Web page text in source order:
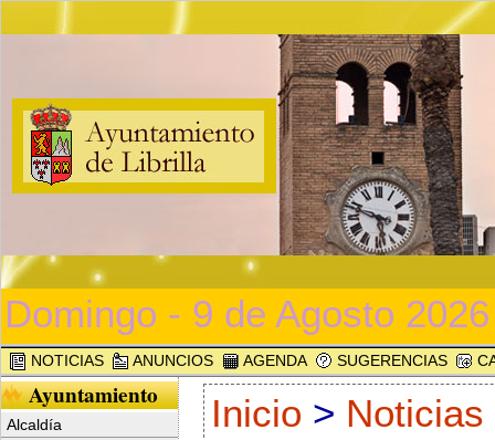
Domingo - 9 de Agosto 2026
NOTICIAS ANUNCIOS AGENDA SUGERENCIAS
Ayuntamiento
Alcaldía
Inicio > Noticias